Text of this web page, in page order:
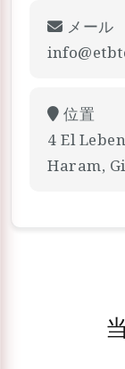
メール
位置
4 El
Haram,